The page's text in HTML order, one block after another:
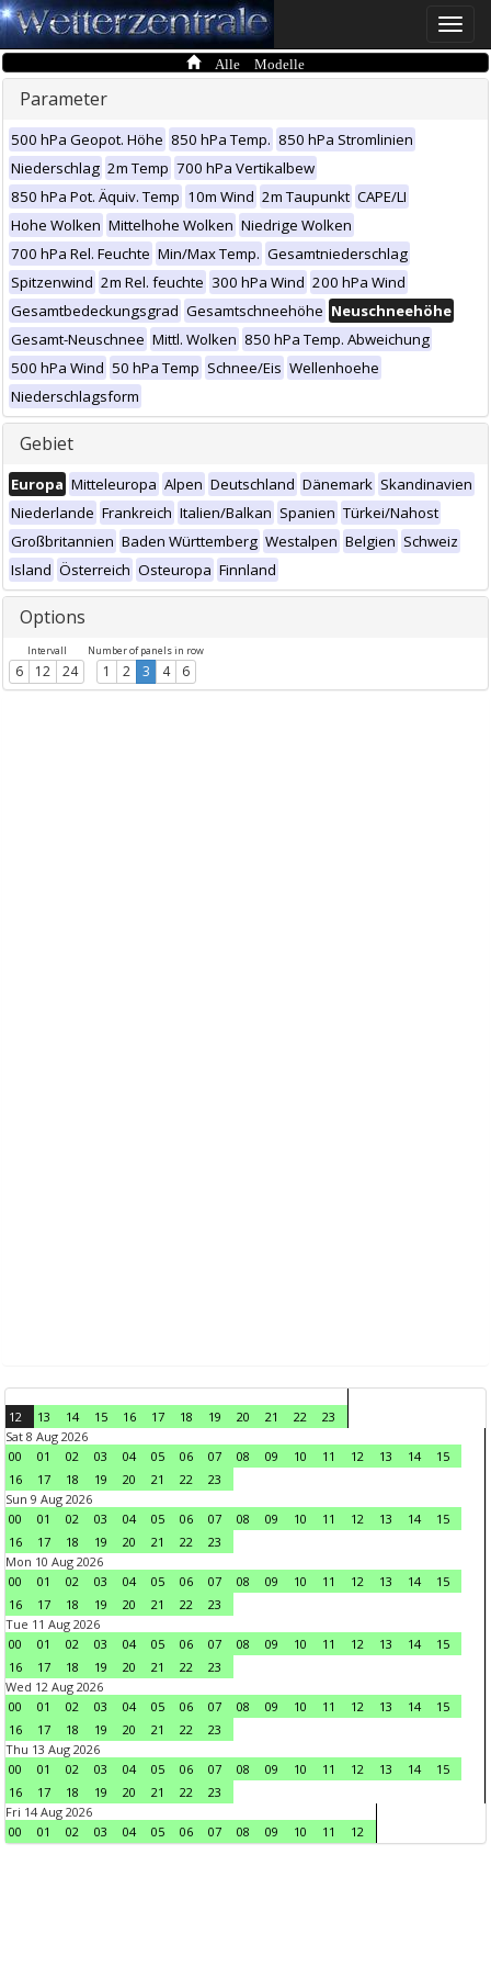
Toggle
Alle Modelle
Parameter
500 hPa Geopot. Höhe 850 hPa Temp. 850 hPa Stromlinien
Niederschlag 2m Temp 700 hPa Vertikalbew
850 hPa Pot. Äquiv. Temp 10m Wind 2m Taupunkt CAPE/LI
Hohe Wolken Mittelhohe Wolken Niedrige Wolken
700 hPa Rel. Feuchte Min/Max Temp. Gesamtniederschlag
Spitzenwind 2m Rel. feuchte 300 hPa Wind 200 hPa Wind
Gesamtbedeckungsgrad Gesamtschneehöhe Neuschneehöhe
Gesamt-Neuschnee Mittl. Wolken 850 hPa Temp. Abweichung
500 hPa Wind 50 hPa Temp Schnee/Eis Wellenhoehe
Niederschlagsform
Gebiet
Europa Mitteleuropa Alpen Deutschland Dänemark Skandinavien
Niederlande Frankreich Italien/Balkan Spanien Türkei/Nahost
Großbritannien Baden Württemberg Westalpen Belgien Schweiz
Island Österreich Osteuropa Finnland
Options
Intervall
6 12 24
Number of panels in row
1 2 3 4 6
12 13 14 15 16 17 18 19 20 21 22
23
Sat 8 Aug 2026
00
01 02 03 04 05 06 07 08 09 10 11 12 13 14
15
16
17 18 19 20 21 22
23
Sun 9 Aug 2026
00
01 02 03 04 05 06 07 08 09 10 11 12 13 14
15
16
17 18 19 20 21 22
23
Mon 10 Aug 2026
00
01 02 03 04 05 06 07 08 09 10 11 12 13 14
15
16
17 18 19 20 21 22
23
Tue 11 Aug 2026
00
01 02 03 04 05 06 07 08 09 10 11 12 13 14
15
16
17 18 19 20 21 22
23
Wed 12 Aug 2026
00
01 02 03 04 05 06 07 08 09 10 11 12 13 14
15
16
17 18 19 20 21 22
23
Thu 13 Aug 2026
00
01 02 03 04 05 06 07 08 09 10 11 12 13 14
15
16
17 18 19 20 21 22
23
Fri 14 Aug 2026
00
01 02 03 04 05 06 07 08 09 10 11 12